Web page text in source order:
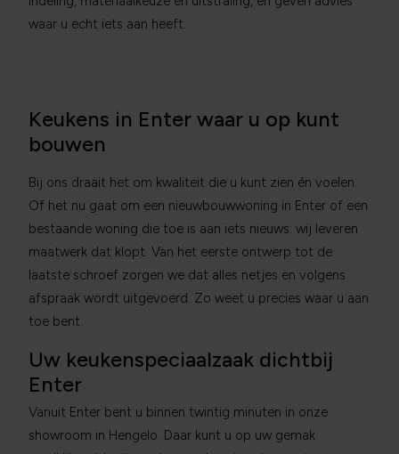
waar u echt iets aan heeft.
Keukens in Enter waar u op kunt
bouwen
Bij ons draait het om kwaliteit die u kunt zien én voelen.
Of het nu gaat om een nieuwbouwwoning in Enter of een
bestaande woning die toe is aan iets nieuws: wij leveren
maatwerk dat klopt. Van het eerste ontwerp tot de
laatste schroef zorgen we dat alles netjes en volgens
afspraak wordt uitgevoerd. Zo weet u precies waar u aan
toe bent.
Uw keukenspeciaalzaak dichtbij
Enter
Vanuit Enter bent u binnen twintig minuten in onze
showroom in Hengelo. Daar kunt u op uw gemak